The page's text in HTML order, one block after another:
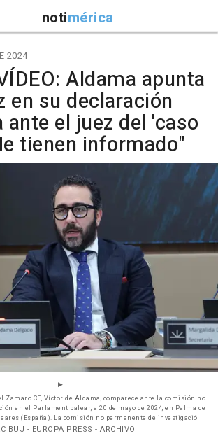
notimérica
2024
Aldama apunta
en su declaración
el juez del 'caso
tienen informado"
Zamaro CF, Víctor de Aldama, comparece ante la comisión no
en el Parlament balear, a 20 de mayo de 2024, en Palma de
(España). La comisión no permanente de investigació
BUJ - EUROPA PRESS - ARCHIVO